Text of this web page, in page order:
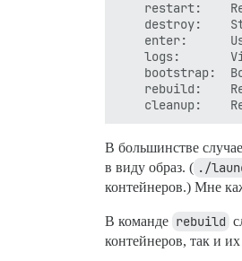
restart:
destroy:
enter:
logs:
bootstrap:
rebuild:
В большинстве
в виду образ. ( ./
контейнеров.) Мне
В команде rebuild
контейнеров, так и